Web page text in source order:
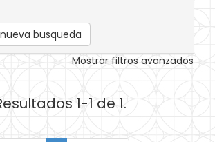
busqueda
Mostrar filtros avanzados
1-1 de 1.